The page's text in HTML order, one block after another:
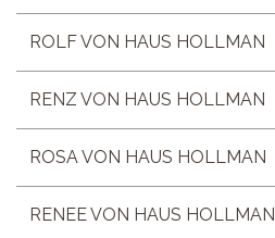
ROLF VON HAUS HOLLMAN
RENZ VON HAUS HOLLMAN
ROSA VON HAUS HOLLMAN
RENEE VON HAUS HOLLMAN